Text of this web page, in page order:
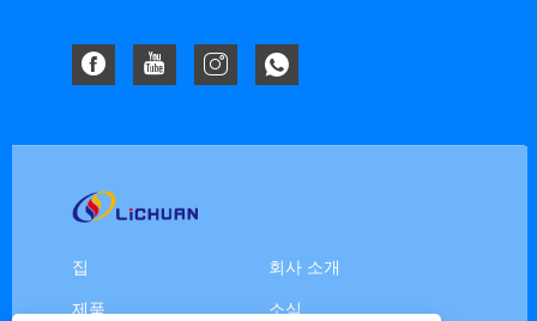
집
회사 소개
제품
소식